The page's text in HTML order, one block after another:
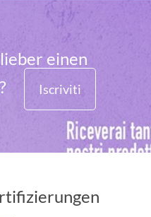
einen
Iscriviti